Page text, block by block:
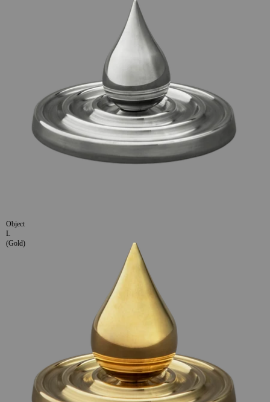
Object
L
(Gold)